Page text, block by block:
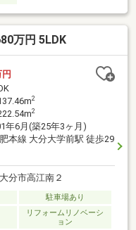
万円 5LDK
2
2
年6月(築25年3ヶ月)
肥本線 大分大学前駅 徒歩29
分市高江南２
駐車場あり
リフォームリノベーシ
ョン